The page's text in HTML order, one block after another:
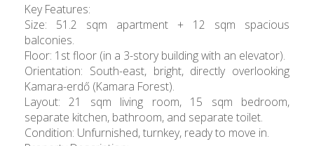
Key Features:
Size: 51.2 sqm apartment + 12 sqm spacious
balconies.
Floor: 1st floor (in a 3-story building with an elevator).
Orientation: South-east, bright, directly overlooking
Kamara-erdő (Kamara Forest).
Layout: 21 sqm living room, 15 sqm bedroom,
separate kitchen, bathroom, and separate toilet.
Condition: Unfurnished, turnkey, ready to move in.